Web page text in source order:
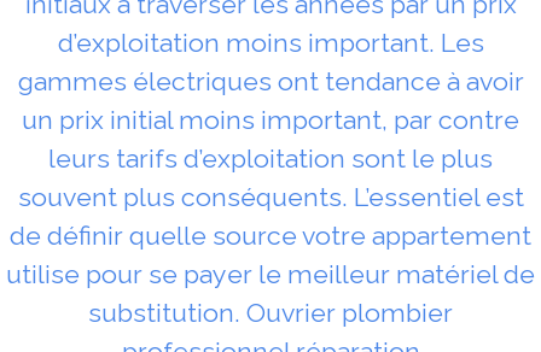
d’exploitation moins important. Les
gammes électriques ont tendance à avoir
un prix initial moins important, par contre
leurs tarifs d’exploitation sont le plus
souvent plus conséquents. L’essentiel est
de définir quelle source votre appartement
utilise pour se payer le meilleur matériel de
substitution. Ouvrier plombier